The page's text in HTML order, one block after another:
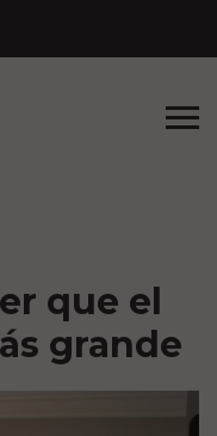
que el
grande